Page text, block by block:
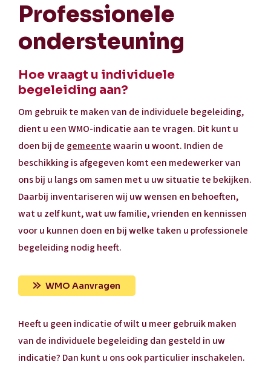
Professionele
ondersteuning
Hoe vraagt u individuele
begeleiding aan?
Om gebruik te maken van de individuele begeleiding,
dient u een WMO-indicatie aan te vragen. Dit kunt u
doen bij de gemeentewaarin u woont. Indien de
beschikking is afgegeven komt een medewerker van
ons bij u langs om samen met u uw situatie te bekijken.
Daarbij inventariseren wij uw wensen en behoeften,
wat u zelf kunt, wat uw familie, vrienden en kennissen
voor u kunnen doen en bij welke taken u professionele
begeleiding nodig heeft.
WMO Aanvragen
Heeft u geen indicatie of wilt u meer gebruik maken
van de individuele begeleiding dan gesteld in uw
indicatie? Dan kunt u ons ook particulier inschakelen.